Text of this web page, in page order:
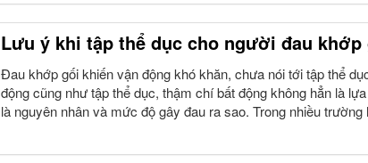
Lưu ý khi tập thể dục cho người đau khớp
Đau khớp gối khiến vận động khó khăn, chưa nói tới tập thể
động cũng như tập thể dục, thậm chí bất động không hẳn là
là nguyên nhân và mức độ gây đau ra sao. Trong nhiều trường